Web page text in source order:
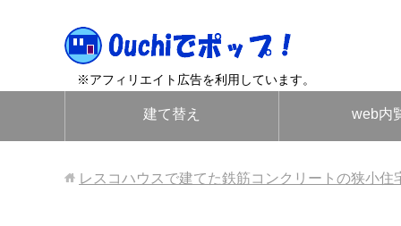
※アフィリエイト広告を利用しています。
建て替え web内
レスコハウスで建てた鉄筋コンクリートの狭小住